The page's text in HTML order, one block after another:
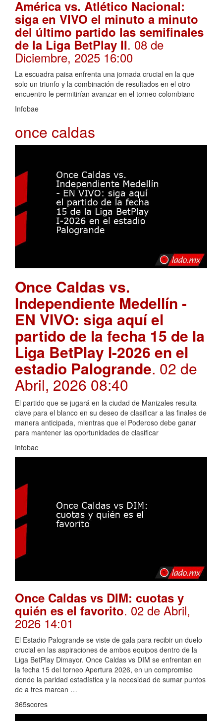
América vs. Atlético Nacional:
siga en VIVO el minuto a minuto
del último partido las semifinales
de la Liga BetPlay II. 08 de
Diciembre, 2025 16:00
La escuadra paisa enfrenta una jornada crucial en la que
solo un triunfo y la combinación de resultados en el otro
encuentro le permitirían avanzar en el torneo colombiano
Infobae
once caldas
Once Caldas vs.
Independiente Medellín -
EN VIVO: siga aquí el
partido de la fecha 15 de la
Liga BetPlay I-2026 en el
estadio Palogrande. 02 de
Abril, 2026 08:40
El partido que se jugará en la ciudad de Manizales resulta
clave para el blanco en su deseo de clasificar a las finales de
manera anticipada, mientras que el Poderoso debe ganar
para mantener las oportunidades de clasificar
Infobae
Once Caldas vs DIM: cuotas y
quién es el favorito. 02 de Abril,
2026 14:01
El Estadio Palogrande se viste de gala para recibir un duelo
crucial en las aspiraciones de ambos equipos dentro de la
Liga BetPlay Dimayor. Once Caldas vs DIM se enfrentan en
la fecha 15 del torneo Apertura 2026, en un compromiso
donde la paridad estadística y la necesidad de sumar puntos
de a tres marcan …
365scores